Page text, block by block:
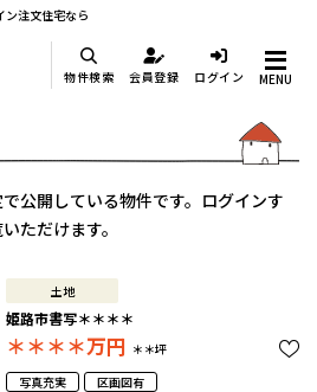
ン注文住宅なら
物件検索 会員登録 ログイン MENU
公開している物件です。ログインす
ただけます。
土地
姫路市書写＊＊＊＊
＊＊＊＊万円 ＊＊坪
写真充実
区画図有